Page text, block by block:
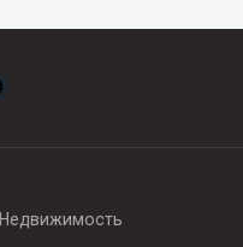
Недвижимость